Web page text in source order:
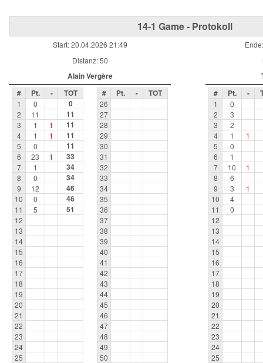
14-1 Game - Protokoll
Start: 20.04.2026 21:49
Distanz: 50
Alain Vergère
#
Pt. - TOT
1 0 0
2 11 11
3 1 1 11
4 1 1 11
5 0 11
6 23 1 33
7 1 34
8 0 34
9 12 46
10 0 46
11 5 51
12
13
14
15
16
17
18
19
20
21
22
23
24
25
# Pt. - TOT
26
27
28
29
30
31
32
33
34
35
36
37
38
39
40
41
42
43
44
45
46
47
48
49
50
# Pt. -
1
0
2
3
3
2
4
1
1
5
0
6
1
7
10 1
8 6
9 3 1
10 4
11 0
12
13
14
15
16
17
18
19
20
21
22
23
24
25